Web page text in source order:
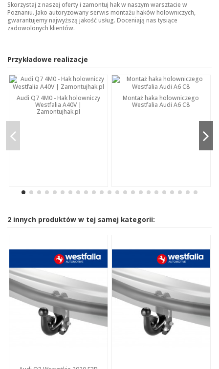
Skorzystaj z naszej oferty i zamontuj hak w naszym warsztacie w
Poznaniu. Jako autoryzowany serwis montażu haków holowniczych,
gwarantujemy najwyższą jakość usług. Doceniają nas tysiące
zadowolonych klientów.
Przykładowe realizacje
Audi Q7 4M0 - Hak holowniczy
Westfalia A40V |
Zamontujhak.pl
Montaż haka holowniczego
Westfalia Audi A6 C8
2 innych produktów w tej samej kategorii: